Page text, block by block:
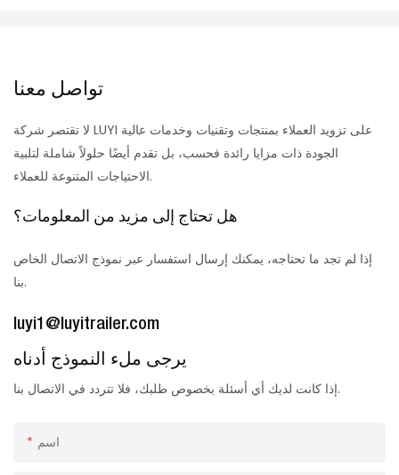
تواصل معنا
لا تقتصر شركة LUYI على تزويد العملاء بمنتجات وتقنيات وخدمات عالية
الجودة ذات مزايا رائدة فحسب، بل تقدم أيضًا حلولاً شاملة لتلبية
الاحتياجات المتنوعة للعملاء.
هل تحتاج إلى مزيد من المعلومات؟
إذا لم تجد ما تحتاجه، يمكنك إرسال استفسار عبر نموذج الاتصال الخاص
بنا.
luyi1@luyitrailer.com
يرجى ملء النموذج أدناه
إذا كانت لديك أي أسئلة بخصوص طلبك، فلا تتردد في الاتصال بنا.
اسم